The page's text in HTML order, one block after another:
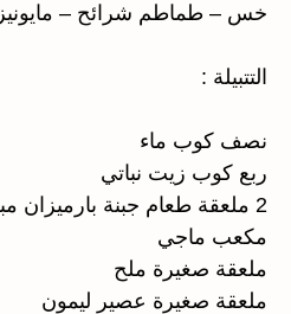
خس – طماطم شرائح – مايونيز
التتبيلة :
نصف كوب ماء
ربع كوب زيت نباتي
2 ملعقة طعام جبنة بارميزان مبشورة جيدا
مكعب ماجي
ملعقة صغيرة ملح
ملعقة صغيرة عصير ليمون